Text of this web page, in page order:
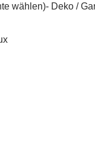
wählen)- Deko /